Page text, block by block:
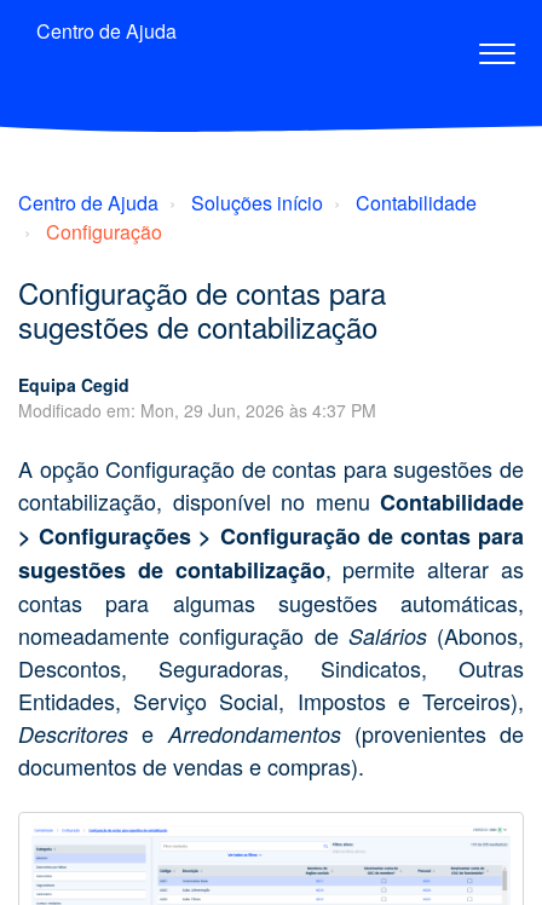
Centro de Ajuda
Centro de Ajuda Soluções início
Contabilidade
Configuração
Configuração de contas para
sugestões de contabilização
Equipa Cegid
Modificado em: Mon, 29 Jun, 2026 às 4:37 PM
A opção Configuração de contas para sugestões de
contabilização, disponível no menu Contabilidade
> Configurações > Configuração de contas para
sugestões de contabilização, permite alterar as
contas para algumas sugestões automáticas,
nomeadamente configuração de Salários(Abonos,
Descontos, Seguradoras, Sindicatos, Outras
Entidades, Serviço Social, Impostos e Terceiros),
Descritores e Arredondamentos (provenientes de
documentos de vendas e compras).